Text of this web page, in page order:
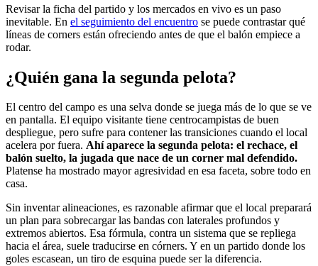
Revisar la ficha del partido y los mercados en vivo es un paso
inevitable. En el seguimiento del encuentro se puede contrastar qué
líneas de corners están ofreciendo antes de que el balón empiece a
rodar.
¿Quién gana la segunda pelota?
El centro del campo es una selva donde se juega más de lo que se ve
en pantalla. El equipo visitante tiene centrocampistas de buen
despliegue, pero sufre para contener las transiciones cuando el local
acelera por fuera. Ahí aparece la segunda pelota: el rechace, el
balón suelto, la jugada que nace de un corner mal defendido.
Platense ha mostrado mayor agresividad en esa faceta, sobre todo en
casa.
Sin inventar alineaciones, es razonable afirmar que el local preparará
un plan para sobrecargar las bandas con laterales profundos y
extremos abiertos. Esa fórmula, contra un sistema que se repliega
hacia el área, suele traducirse en córners. Y en un partido donde los
goles escasean, un tiro de esquina puede ser la diferencia.